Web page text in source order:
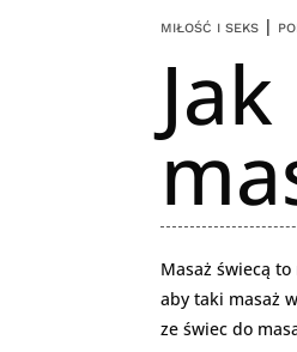
MIŁOŚĆ I SEKS |
Masaż świecą
aby taki masaż
ze świec do